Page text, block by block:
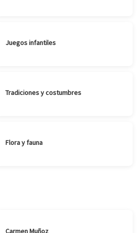
Juegos infantiles
Tradiciones y costumbres
Flora y fauna
Carmen Muñoz